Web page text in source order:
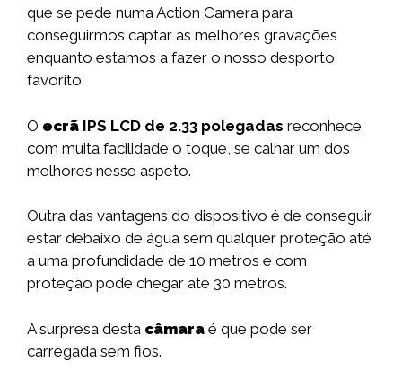
que se pede numa Action Camera para
conseguirmos captar as melhores gravações
enquanto estamos a fazer o nosso desporto
favorito.
O ecrã IPS LCD de 2.33 polegadas reconhece
com muita facilidade o toque, se calhar um dos
melhores nesse aspeto.
Outra das vantagens do dispositivo é de conseguir
estar debaixo de água sem qualquer proteção até
a uma profundidade de 10 metros e com
proteção pode chegar até 30 metros.
A surpresa desta câmara é que pode ser
carregada sem fios.